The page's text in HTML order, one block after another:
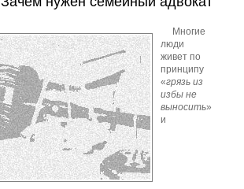
Многие
люди
живет по
принципу
«грязь из
избы не
выносить»
и